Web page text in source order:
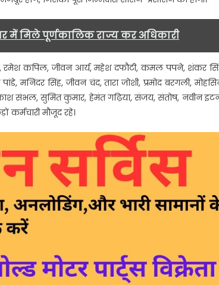
में मिले पूर्णकालिक राज्य कर अधिकारी
रमेश कपिल, जीवन आर्य, महेश दफौटी, कमल पपने, शंकर
सिंह, जीवन चंद, तारा जोशी, प्रमोद बरगली,
संभल, सुमित कुमार, हेमंत गढ़िया, संजय, संतोष, नवीन
मौजूद रहे।